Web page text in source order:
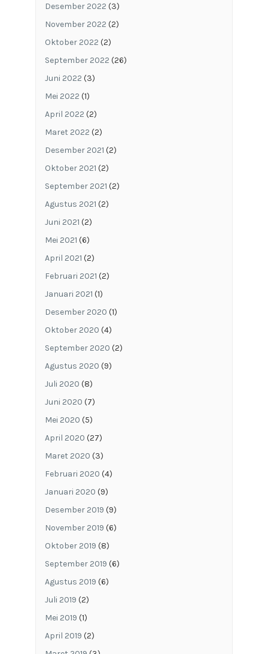
Desember 2022 (3)
November 2022 (2)
Oktober 2022 (2)
September 2022 (26)
Juni 2022 (3)
Mei 2022 (1)
April 2022 (2)
Maret 2022 (2)
Desember 2021 (2)
Oktober 2021 (2)
September 2021 (2)
Agustus 2021 (2)
Juni 2021 (2)
Mei 2021 (6)
April 2021 (2)
Februari 2021 (2)
Januari 2021 (1)
Desember 2020 (1)
Oktober 2020 (4)
September 2020 (2)
Agustus 2020 (9)
Juli 2020 (8)
Juni 2020 (7)
Mei 2020 (5)
April 2020 (27)
Maret 2020 (3)
Februari 2020 (4)
Januari 2020 (9)
Desember 2019 (9)
November 2019 (6)
Oktober 2019 (8)
September 2019 (6)
Agustus 2019 (6)
Juli 2019 (2)
Mei 2019 (1)
April 2019 (2)